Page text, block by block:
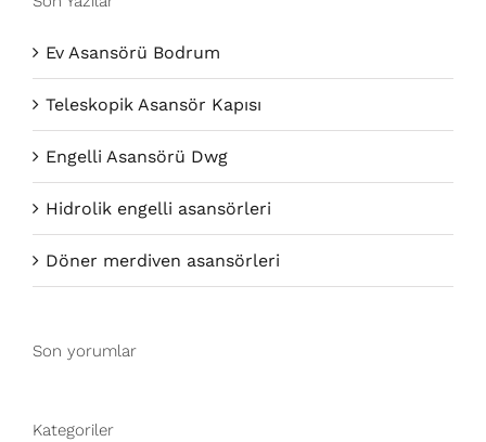
Ev Asansörü Bodrum
Teleskopik Asansör Kapısı
Engelli Asansörü Dwg
Hidrolik engelli asansörleri
Döner merdiven asansörleri
Son yorumlar
Kategoriler